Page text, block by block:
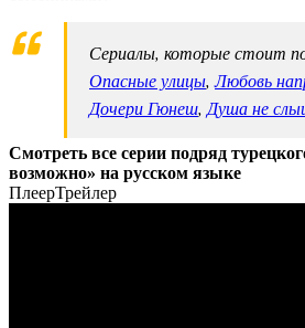
Сериалы, которые стоит
Опасные улицы,Любовь
Дочери Гюнеш, Душа не
Смотреть все серии подряд
возможно» на русском языке
ПлеерТрейлер